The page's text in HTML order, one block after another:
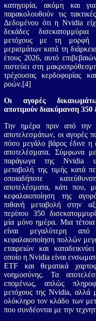
κατηγορία, ακόμη και
παρακολουθούν τις
Δεδομένου ότι η Nvidia
δεκάδες
μετόχους με τη μορφή
μερισμάτων κατά τη
έτους 2026, αυτό
πιστεύει στη
τρέχουσας κερδοφορίας
ροών.[4]
Οι αγορές
αποτιμούν διακύμανση 350
Την ημέρα πριν από την
αποτελεσμάτων, οι αγορές
πόσο μεγάλο βάρος έδινε η
αποτελέσματα. Σύμφωνα
παράγωγα της Nvidia
μεταβολή της τιμής κατά
οποιαδήποτε
αποτελέσματα, κάτι που,
κεφαλαιοποίηση της
πιθανή μεταβολή στην
περίπου 350
μία μόνο ημέρα. Μια
είναι μεγαλύτερη
κεφαλαιοποίηση πολλών
εταιρειών και
οποίο η Nvidia είναι
ETF και θεματικά
νοημοσύνης. Τα
επομένως, απλώς
μετόχους της Nvidia, αλλά
ολόκληρο τον κλάδο των
που συνδέονται με την